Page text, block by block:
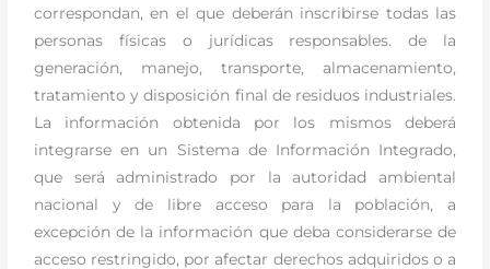
correspondan, en el que deberán inscribirse todas las
personas físicas o jurídicas responsables. de la
generación, manejo, transporte, almacenamiento,
tratamiento y disposición final de residuos industriales.
La información obtenida por los mismos deberá
integrarse en un Sistema de Información Integrado,
que será administrado por la autoridad ambiental
nacional y de libre acceso para la población, a
excepción de la información que deba considerarse de
acceso restringido, por afectar derechos adquiridos o a